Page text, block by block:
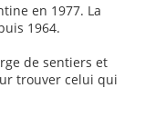
en 1977. La
1964.
de sentiers et
trouver celui qui